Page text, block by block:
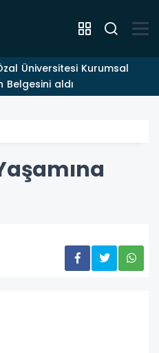
Belgesini aldı